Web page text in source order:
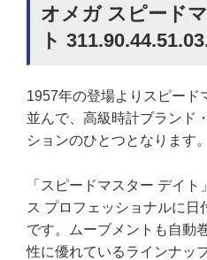
オメガ スピード
ト
1957年の登場よりスピード
並んで、高級時計ブランド
ションのひとつとなります。
「スピードマスター デイ
ス プロフェッショナルに
です。ムーブメントも自動
性に優れているラインナッ